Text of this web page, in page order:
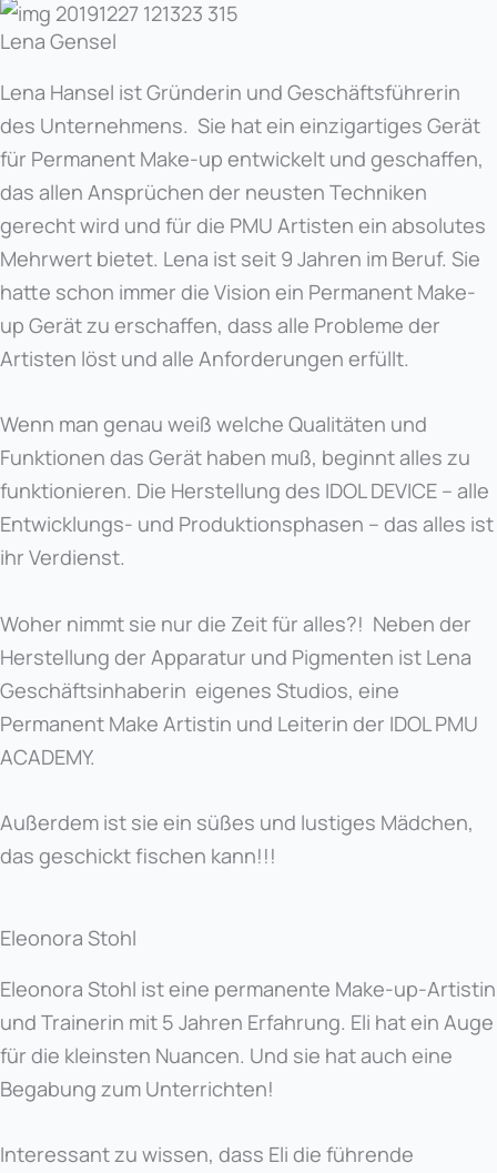
Lena Gensel
Lena Hansel ist Gründerin und Geschäftsführerin
des Unternehmens. Sie hat ein einzigartiges Gerät
für Permanent Make-up entwickelt und geschaffen,
das allen Ansprüchen der neusten Techniken
gerecht wird und für die PMU Artisten ein absolutes
Mehrwert bietet. Lena ist seit 9 Jahren im Beruf. Sie
hatte schon immer die Vision ein Permanent Make-
up Gerät zu erschaffen, dass alle Probleme der
Artisten löst und alle Anforderungen erfüllt.
Wenn man genau weiß welche Qualitäten und
Funktionen das Gerät haben muß, beginnt alles zu
funktionieren. Die Herstellung des IDOL DEVICE – alle
Entwicklungs- und Produktionsphasen – das alles ist
ihr Verdienst.
Woher nimmt sie nur die Zeit für alles?! Neben der
Herstellung der Apparatur und Pigmenten ist Lena
Geschäftsinhaberin eigenes Studios, eine
Permanent Make Artistin und Leiterin der IDOL PMU
ACADEMY.
Außerdem ist sie ein süßes und lustiges Mädchen,
das geschickt fischen kann!!!
Eleonora Stohl
Eleonora Stohl ist eine permanente Make-up-Artistin
und Trainerin mit 5 Jahren Erfahrung. Eli hat ein Auge
für die kleinsten Nuancen. Und sie hat auch eine
Begabung zum Unterrichten!
Interessant zu wissen, dass Eli die führende